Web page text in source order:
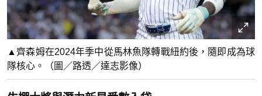
▲齊森姆在2024年季中從馬林魚隊轉戰紐約後，隨即成為球
隊核心。（圖／路透／達志影像）